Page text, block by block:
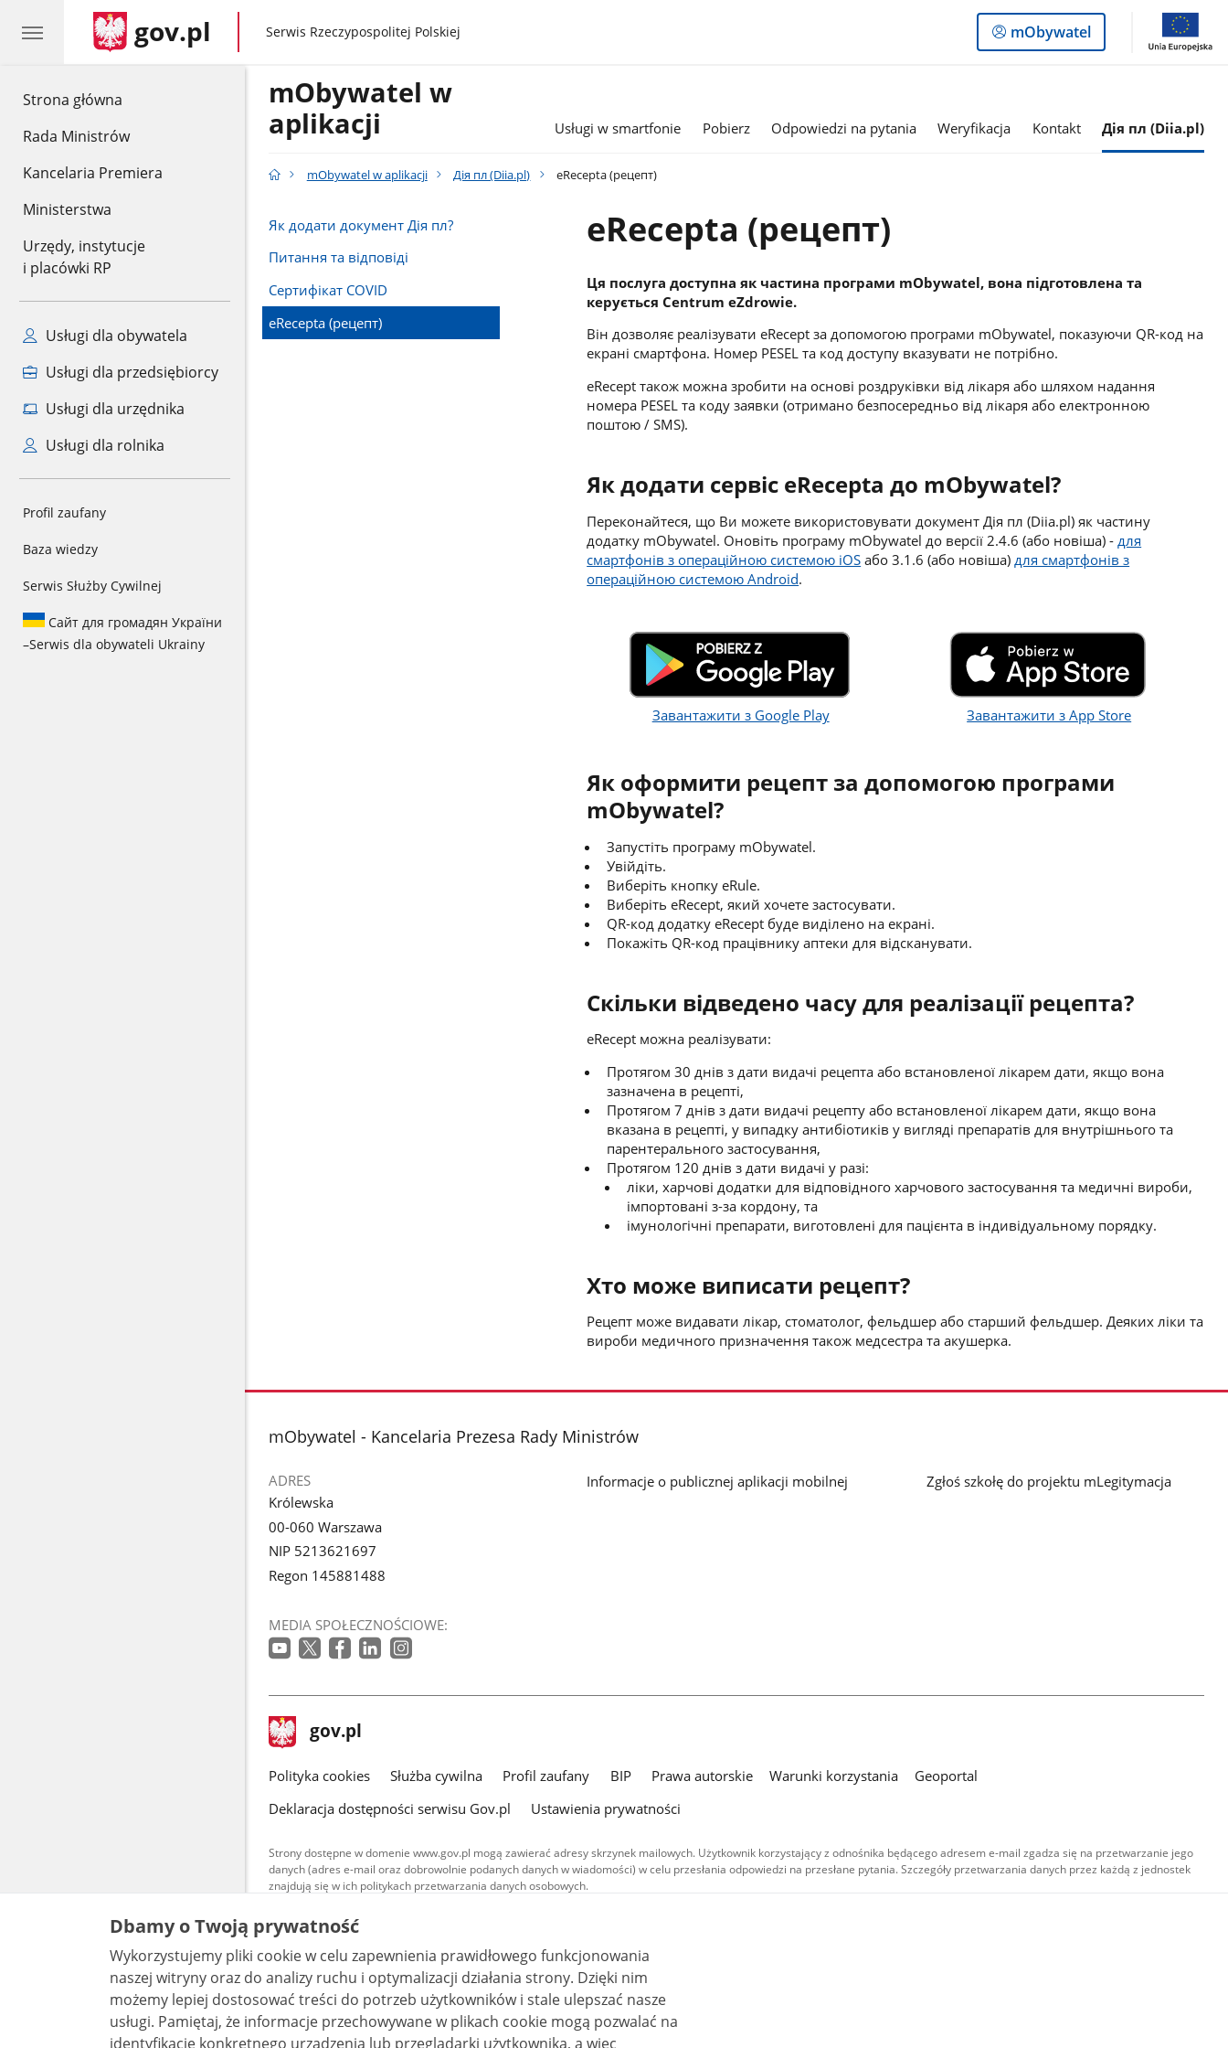
Strona główna
Rada Ministrów
Kancelaria Premiera
Ministerstwa
Urzędy, instytucje
i placówki RP
Usługi dla obywatela
Usługi dla przedsiębiorcy
Usługi dla urzędnika
Usługi dla rolnika
Profil zaufany
Baza wiedzy
Serwis Służby Cywilnej
Сайт для громадян України
–Serwis dla obywateli Ukrainy
gov.pl gov.pl
Serwis Rzeczypospolitej Polskiej
Logowanie
do
mObywatel
mObywatel w
aplikacji
Usługi w smartfonie Pobierz Odpowiedzi na pytania Weryfikacja Kontakt Дія пл (Diia.pl)
mObywatel w aplikacji Дія пл (Diia.pl) eRecepta (рецепт)
Як додати документ Дія пл?
Питання та відповіді
Сертифікат COVID
eRecepta (рецепт)
eRecepta (рецепт)
Ця послуга доступна як частина програми mObywatel, вона підготовлена та
керується Centrum eZdrowie.
Він дозволяє реалізувати eRecept за допомогою програми mObywatel, показуючи QR-код на
екрані смартфона. Номер PESEL та код доступу вказувати не потрібно.
eRecept також можна зробити на основі роздруківки від лікаря або шляхом надання
номера PESEL та коду заявки (отримано безпосередньо від лікаря або електронною
поштою / SMS).
Як додати сервіс eRecepta до mObywatel?
Переконайтеся, що Ви можете використовувати документ Дія пл (Diia.pl) як частину
додатку mObywatel. Оновіть програму mObywatel до версії 2.4.6 (або новіша) - для
смартфонів з операційною системою iOS або 3.1.6 (або новіша) для смартфонів з
операційною системою Android.
Завантажити з Google Play Завантажити з App Store
Як оформити рецепт за допомогою програми
mObywatel?
Запустіть програму mObywatel.
Увійдіть.
Виберіть кнопку eRule.
Виберіть eRecept, який хочете застосувати.
QR-код додатку eRecept буде виділено на екрані.
Покажіть QR-код працівнику аптеки для відсканувати.
Скільки відведено часу для реалізації рецепта?
eRecept можна реалізувати:
Протягом 30 днів з дати видачі рецепта або встановленої лікарем дати, якщо вона
зазначена в рецепті,
Протягом 7 днів з дати видачі рецепту або встановленої лікарем дати, якщо вона
вказана в рецепті, у випадку антибіотиків у вигляді препаратів для внутрішнього та
парентерального застосування,
Протягом 120 днів з дати видачі у разі:
ліки, харчові додатки для відповідного харчового застосування та медичні вироби,
імпортовані з-за кордону, та
імунологічні препарати, виготовлені для пацієнта в індивідуальному порядку.
Хто може виписати рецепт?
Рецепт може видавати лікар, стоматолог, фельдшер або старший фельдшер. Деяких ліки та
вироби медичного призначення також медсестра та акушерка.
stopka
mObywatel - Kancelaria Prezesa Rady Ministrów
ADRES
Królewska
00-060 Warszawa
NIP 5213621697
Regon 145881488
MEDIA SPOŁECZNOŚCIOWE:
Informacje o publicznej aplikacji mobilnej Zgłoś szkołę do projektu mLegitymacja
stopka
gov.pl Strona
gov.pl
gov.pl
Polityka cookies Służba cywilna Profil zaufany BIP Prawa autorskie Warunki korzystania
Geoportal
Deklaracja dostępności serwisu Gov.pl
Ustawienia prywatności
Strony dostępne w domenie www.gov.pl mogą zawierać adresy skrzynek mailowych. Użytkownik korzystający z odnośnika będącego adresem e-mail zgadza się na przetwarzanie jego
danych (adres e-mail oraz dobrowolnie podanych danych w wiadomości) w celu przesłania odpowiedzi na przesłane pytania. Szczegóły przetwarzania danych przez każdą z jednostek
znajdują się w ich politykach przetwarzania danych osobowych.
Treści tekstowe publikowane w serwisie (z wyłączeniem treści audiowizualnych), są
udostępniane na licencji typu Creative Commons: uznanie autorstwa - na tych samych
warunkach 4.0 (CC BY-SA 4.0). Materiały audiowizualne, w tym zdjęcia, materiały audio i wideo,
są udostępniane na licencji typu Creative Commons: uznanie autorstwa użycie niekomercyjne -
bez utworów zależnych 4.0 (CC BY-NC-ND 4.0), o ile nie jest to stwierdzone inaczej.
Dbamy o Twoją prywatność
Wykorzystujemy pliki cookie w celu zapewnienia prawidłowego funkcjonowania
naszej witryny oraz do analizy ruchu i optymalizacji działania strony. Dzięki nim
możemy lepiej dostosować treści do potrzeb użytkowników i stale ulepszać nasze
usługi. Pamiętaj, że informacje przechowywane w plikach cookie mogą pozwalać na
identyfikację konkretnego urządzenia lub przeglądarki użytkownika, a więc